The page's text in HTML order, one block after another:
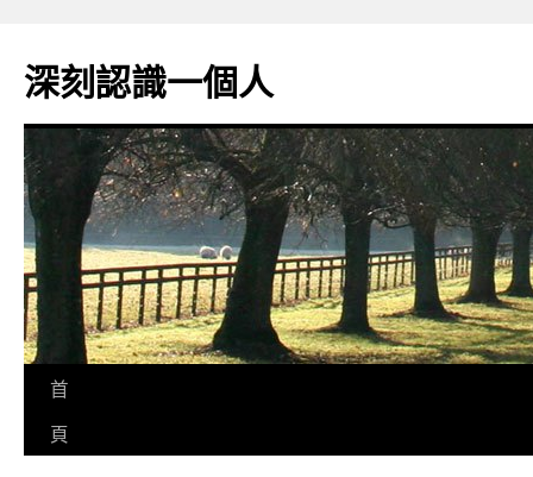
主
要
深刻認識一個人
首
頁